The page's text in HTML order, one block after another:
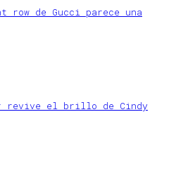
row de Gucci parece una
revive el brillo de Cindy